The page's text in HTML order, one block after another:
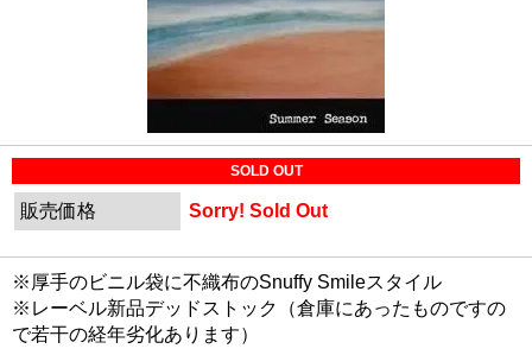
SOLD OUT
販売価格 Sorry! Sold Out
※厚手のビニル袋に不織布のSnuffy Smileスタイル
※レーベル新品デッドストック（倉庫にあったものですの
で若干の経年劣化あります）